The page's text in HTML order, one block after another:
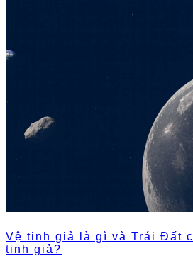
Vệ tinh giả là gì và Trái Đất
tinh giả?